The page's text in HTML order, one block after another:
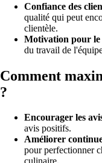
Confiance des
qualité qui peut
clientèle.
Motivation pour le
du travail de
Comment
?
Encourager les
avis positifs.
Améliorer
pour perfectionner